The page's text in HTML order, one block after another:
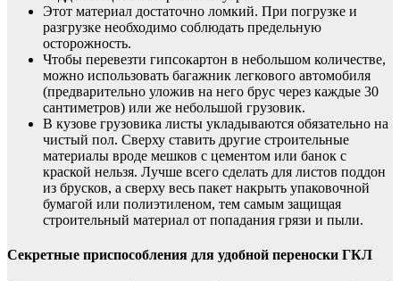
Этот материал достаточно ломкий. При погрузке и
разгрузке необходимо соблюдать предельную
осторожность.
Чтобы перевезти гипсокартон в небольшом количестве,
можно использовать багажник легкового автомобиля
(предварительно уложив на него брус через каждые 30
сантиметров) или же небольшой грузовик.
В кузове грузовика листы укладываются обязательно на
чистый пол. Сверху ставить другие строительные
материалы вроде мешков с цементом или банок с
краской нельзя. Лучше всего сделать для листов поддон
из брусков, а сверху весь пакет накрыть упаковочной
бумагой или полиэтиленом, тем самым защищая
строительный материал от попадания грязи и пыли.
Секретные приспособления для удобной переноски ГКЛ